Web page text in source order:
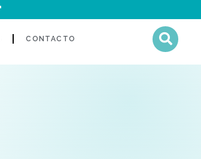
CONTACTO